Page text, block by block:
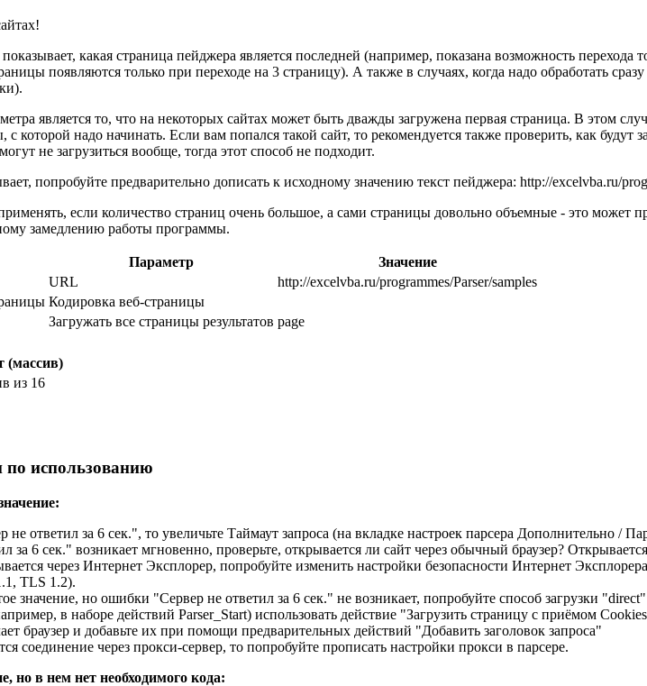
какая страница пейджера является последней (например, показана возможность перехода
появляются только при переходе на 3 страницу). А также в случаях, когда надо обработать
является то, что на некоторых сайтах может быть дважды загружена первая страница. В этом
которой надо начинать. Если вам попался такой сайт, то рекомендуется также проверить, как будут
не загрузиться вообще, тогда этот способ не подходит.
попробуйте предварительно дописать к исходному значению текст пейджера: http://excelvba.ru/
если количество страниц очень большое, а сами страницы довольно объемные - это может
замедлению работы программы.
Параметр Значение
URL
http://excelvba.ru/programmes/Parser/samples
Кодировка веб-страницы
Загружать все страницы результатов page
(массив)
из 16
использованию
ответил за 6 сек.", то увеличьте Таймаут запроса (на вкладке настроек парсера Дополнительно /
за 6 сек." возникает мгновенно, проверьте, открывается ли сайт через обычный браузер?
через Интернет Эксплорер, попробуйте изменить настройки безопасности Интернет
TLS 1.2).
значение, но ошибки "Сервер не ответил за 6 сек." не возникает, попробуйте способ загрузки
в наборе действий Parser_Start) использовать действие "Загрузить страницу с приёмом
браузер и добавьте их при помощи предварительных действий "Добавить заголовок запроса"
соединение через прокси-сервер, то попробуйте прописать настройки прокси в парсере.
но в нем нет необходимого кода: